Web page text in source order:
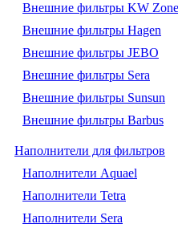
Внешние фильтры KW Zone
Внешние фильтры Hagen
Внешние фильтры JEBO
Внешние фильтры Sera
Внешние фильтры Sunsun
Внешние фильтры Barbus
Наполнители для фильтров
Наполнители Aquael
Наполнители Tetra
Наполнители Sera